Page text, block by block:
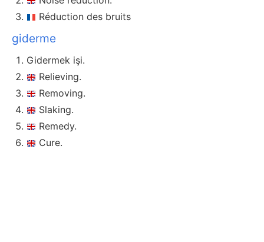
Réduction des bruits
giderme
Gidermek işi.
Relieving.
Removing.
Slaking.
Remedy.
Cure.